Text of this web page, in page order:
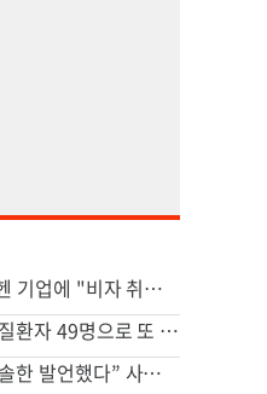
美, 화웨이 계약추진 아르헨 기업에 "비자 취소" 경고…中 반발
펄펄 끓는 서울, 어제 온열질환자 49명으로 또 ‘최다’
신동엽 “농담에 치우쳐 경솔한 발언했다” 사과문, 무슨 일